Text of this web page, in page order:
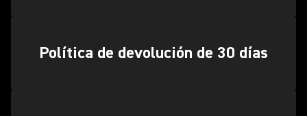
Política de devolución de 30 días